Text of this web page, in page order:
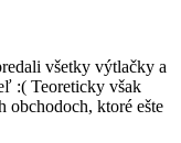
všetky výtlačky a
:( Teoreticky však
obchodoch, ktoré ešte